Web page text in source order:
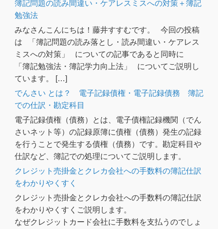
簿記問題の読み間違い・ケアレスミスへの対策＋簿記
勉強法
みなさんこんにちは！藤井すすむです。 今回の投稿
は 「簿記問題の読み落とし・読み間違い・ケアレス
ミスへの対策」 についての記事であると同時に
「簿記勉強法・簿記学力向上法」 についてご説明し
ています。 […]
でんさい とは？ 電子記録債権・電子記録債務 簿記
での仕訳・勘定科目
電子記録債権（債務）とは、電子債権記録機関（でん
さいネット等）の記録原簿に債権（債務）発生の記録
を行うことで発生する債権（債務）です。勘定科目や
仕訳など、簿記での処理についてご説明します。
クレジット売掛金とクレカ会社への手数料の簿記仕訳
をわかりやくすく
クレジット売掛金とクレカ会社への手数料の簿記仕訳
をわかりやくすくご説明します。
なぜクレジットカード会社に手数料を支払うのでしょ